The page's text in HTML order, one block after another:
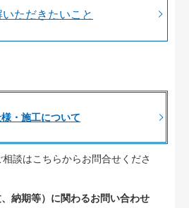
いただきたいこと
・施工について
談はこちらからお問合せくださ
納期等）に関わるお問い合わせ